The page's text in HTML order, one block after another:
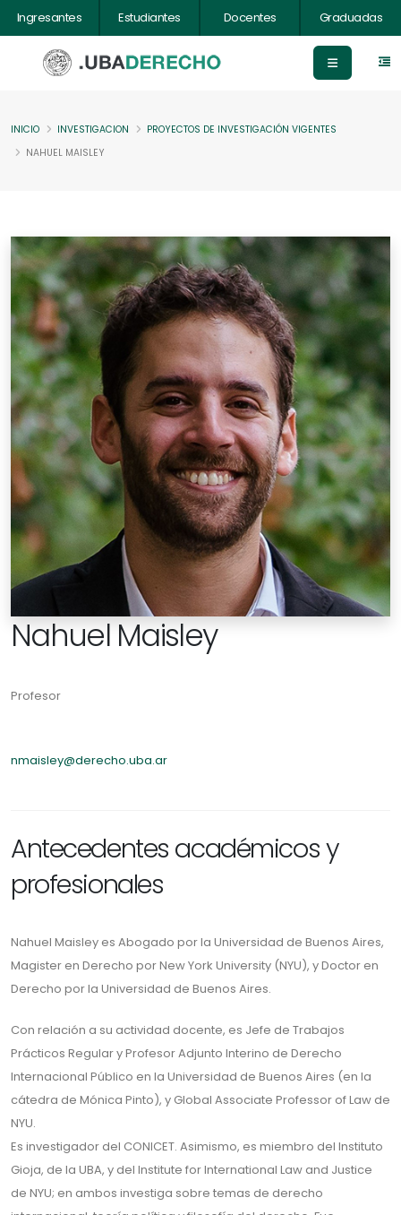
Ingresantes Estudiantes Docentes Graduadas
INICIO INVESTIGACION
PROYECTOS DE INVESTIGACIÓN VIGENTES
NAHUEL MAISLEY
Nahuel Maisley
Profesor
nmaisley@derecho.uba.ar
Antecedentes académicos y
profesionales
Nahuel Maisley es Abogado por la Universidad de Buenos Aires,
Magister en Derecho por New York University (NYU), y Doctor en
Derecho por la Universidad de Buenos Aires.
Con relación a su actividad docente, es Jefe de Trabajos
Prácticos Regular y Profesor Adjunto Interino de Derecho
Internacional Público en la Universidad de Buenos Aires (en la
cátedra de Mónica Pinto), y Global Associate Professor of Law de
NYU.
Es investigador del CONICET. Asimismo, es miembro del Instituto
Gioja, de la UBA, y del Institute for International Law and Justice
de NYU; en ambos investiga sobre temas de derecho